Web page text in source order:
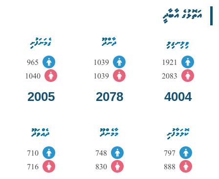
އަތޮޅުގެ އާބާދީ
ވިލިނގިލި
1921
2083
4004
ދާންދޫ
1039
1039
2078
ގެމަނަފުށި
1040
2005
ކޮލަމާފުށި
797
888
މާމެންދޫ
748
830
ދެއްވަދޫ
710
716